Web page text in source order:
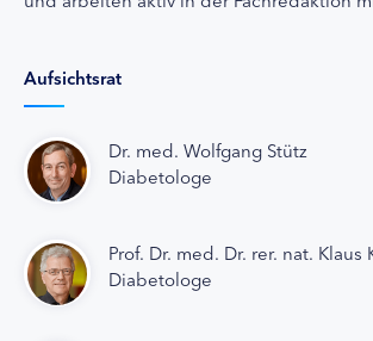
Aufsichtsrat
Dr. med. Wolfgang Stütz
Diabetologe
Prof. Dr. med. Dr. rer. nat. Klaus
Diabetologe